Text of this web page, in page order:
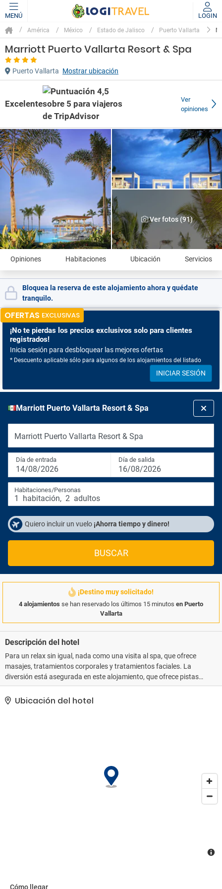
MENÚ LOGIN
América México Estado de Jalisco Puerto Vallarta
Marriott Puerto Vallarta Resort & Spa
Puerto Vallarta Mostrar ubicación
Excelente
Ver
opiniones
Ver fotos (91)
Opiniones Habitaciones Ubicación Servicios
Bloquea la reserva de este alojamiento ahora y quédate
tranquilo.
OFERTAS EXCLUSIVAS
¡No te pierdas los precios exclusivos solo para clientes
registrados!
Inicia sesión para desbloquear las mejores ofertas
* Descuento aplicable sólo para algunos de los alojamientos del listado
INICIAR SESIÓN
Marriott Puerto Vallarta Resort & Spa
Marriott Puerto Vallarta Resort & Spa
Día de entrada
14/08/2026
Día de salida
16/08/2026
Habitaciones/Personas
1 habitación, 2 adultos
Quiero incluir un vuelo ¡Ahorra tiempo y dinero!
BUSCAR
¡Destino muy solicitado!
4 alojamientos se han reservado los últimos 15 minutos en Puerto
Vallarta
Descripción del hotel
Para un relax sin igual, nada como una visita al spa, que ofrece
masajes, tratamientos corporales y tratamientos faciales. La
diversión está asegurada en este alojamiento, que ofrece pistas
de tenis al aire libre, una piscina al aire libre y una piscina cubierta.
Encontrarás además servicios de conserjería, servicio de cuidado
Ubicación del hotel
Cómo llegar